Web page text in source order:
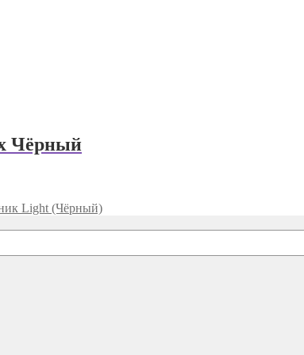
Чёрный
Light (Чёрный)